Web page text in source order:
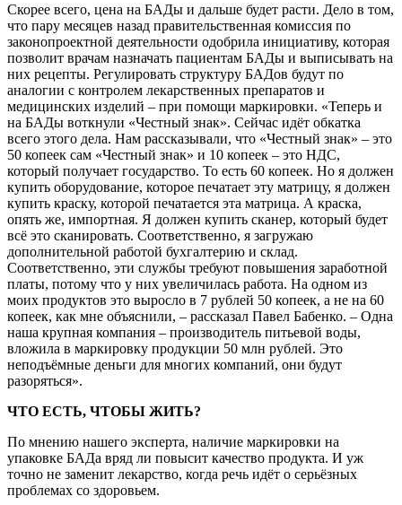
Скорее всего, цена на БАДы и дальше будет расти. Дело в том,
что пару месяцев назад правительственная комиссия по
законопроектной деятельности одобрила инициативу, которая
позволит врачам назначать пациентам БАДы и выписывать на
них рецепты. Регулировать структуру БАДов будут по
аналогии с контролем лекарственных препаратов и
медицинских изделий – при помощи маркировки. «Теперь и
на БАДы воткнули «Честный знак». Сейчас идёт обкатка
всего этого дела. Нам рассказывали, что «Честный знак» – это
50 копеек сам «Честный знак» и 10 копеек – это НДС,
который получает государство. То есть 60 копеек. Но я должен
купить оборудование, которое печатает эту матрицу, я должен
купить краску, которой печатается эта матрица. А краска,
опять же, импортная. Я должен купить сканер, который будет
всё это сканировать. Соответственно, я загружаю
дополнительной работой бухгалтерию и склад.
Соответственно, эти службы требуют повышения заработной
платы, потому что у них увеличилась работа. На одном из
моих продуктов это выросло в 7 рублей 50 копеек, а не на 60
копеек, как мне объяснили, – рассказал Павел Бабенко. – Одна
наша крупная компания – производитель питьевой воды,
вложила в маркировку продукции 50 млн рублей. Это
неподъёмные деньги для многих компаний, они будут
разоряться».
ЧТО ЕСТЬ, ЧТОБЫ ЖИТЬ?
По мнению нашего эксперта, наличие маркировки на
упаковке БАДа вряд ли повысит качество продукта. И уж
точно не заменит лекарство, когда речь идёт о серьёзных
проблемах со здоровьем.